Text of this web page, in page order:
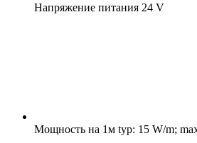
Напряжение питания 24 V
Мощность на 1м typ: 15 W/m;